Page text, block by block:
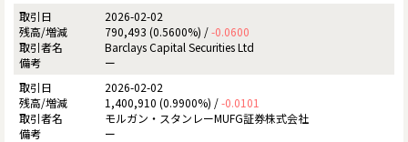
2026-02-02
790,493 (0.5600%) /-0.0600
Barclays Capital Securities Ltd
ー
2026-02-02
1,400,910 (0.9900%) /-0.0101
モルガン・スタンレーMUFG証券株式会社
ー